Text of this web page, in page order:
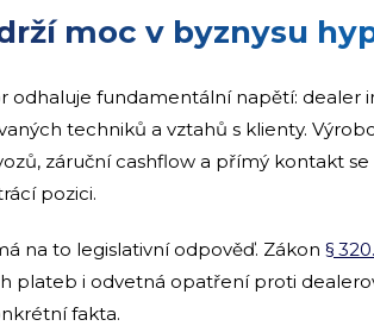
moc v byznysu
odhaluje fundamentální napětí: dealer
techniků a vztahů s klienty.
záruční cashflow a přímý kontakt
pozici.
na to legislativní odpověď. Zákon §
plateb i odvetná opatření proti
fakta.